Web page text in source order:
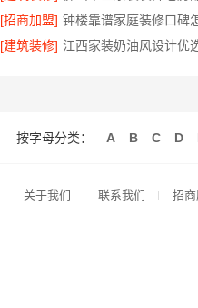
[招商加盟]
[建筑装修]
按字母分类： A B C D
关于我们 联系我们 招